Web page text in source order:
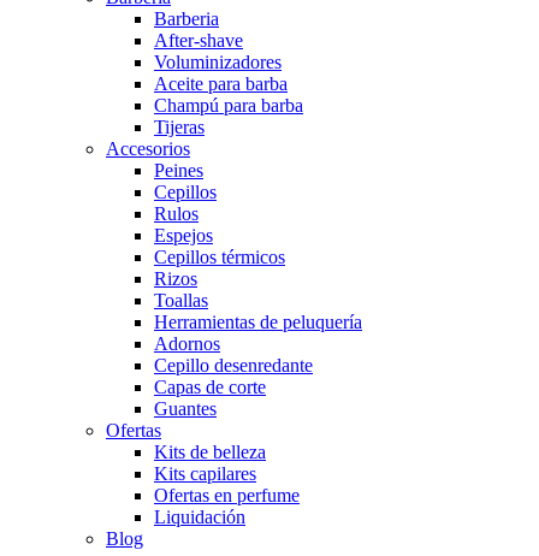
Barberia
After-shave
Voluminizadores
Aceite para barba
Champú para barba
Tijeras
Accesorios
Peines
Cepillos
Rulos
Espejos
Cepillos térmicos
Rizos
Toallas
Herramientas de peluquería
Adornos
Cepillo desenredante
Capas de corte
Guantes
Ofertas
Kits de belleza
Kits capilares
Ofertas en perfume
Liquidación
Blog